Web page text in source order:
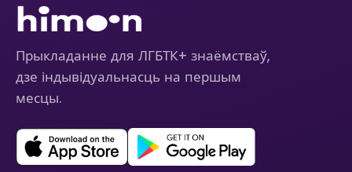
Прыкладанне для ЛГБТК+ знаёмстваў,
дзе індывідуальнасць на першым
месцы.